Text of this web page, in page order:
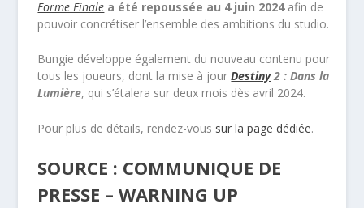
Forme Finale a été repoussée au 4 juin 2024afin de
pouvoir concrétiser l’ensemble des ambitions du studio.
Bungie développe également du nouveau contenu pour
tous les joueurs, dont la mise à jourDestiny2 : Dans la
Lumière, qui s’étalera sur deux mois dès avril 2024.
Pour plus de détails, rendez-vous sur la page dédiée.
SOURCE : COMMUNIQUE DE
PRESSE – WARNING UP